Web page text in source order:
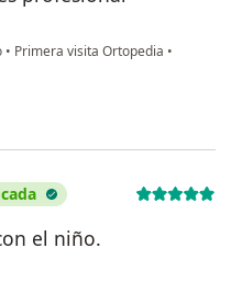
• Primera visita Ortopedia •
el niño.